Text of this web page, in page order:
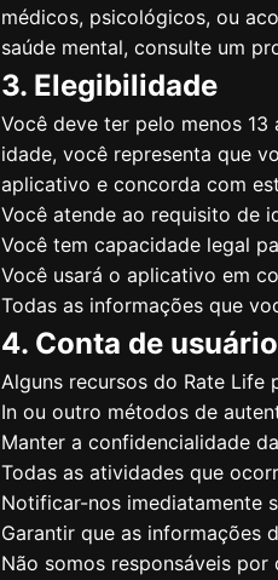
médicos, psicológicos, ou
saúde mental, consulte um
3. Elegibilidade
Você deve ter pelo menos 13
idade, você representa que
aplicativo e concorda com
Você atende ao requisito de
Você tem capacidade legal
Você usará o aplicativo em
Todas as informações que
4. Conta de
Alguns recursos do Rate
In ou outro métodos de
Manter a confidencialidade
Todas as atividades que
Notificar-nos imediatamente
Garantir que as informações
Não somos responsáveis